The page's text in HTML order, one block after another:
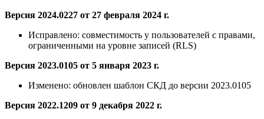
Версия 2024.0227 от 27 февраля 2024 г.
Исправлено: совместимость у пользователей с правами,
ограниченными на уровне записей (RLS)
Версия 2023.0105 от 5 января 2023 г.
Изменено: обновлен шаблон СКД до версии 2023.0105
Версия 2022.1209 от 9 декабря 2022 г.